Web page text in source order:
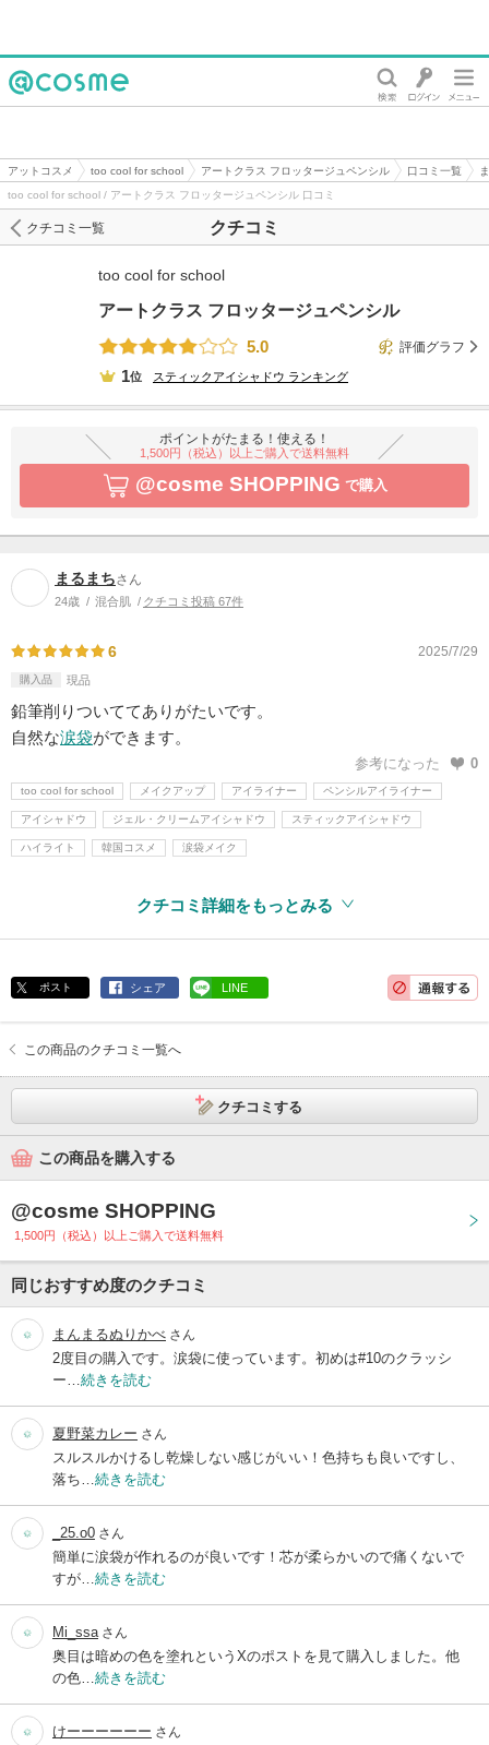
アットコスメ too cool for school アートクラス フロッタージュペンシル 口コミ一覧
too cool for school / アートクラス フロッタージュペンシル 口コミ
クチコミ
クチコミ一覧
too cool for school
アートクラス フロッタージュペンシル
5.0
評価グラフ
1位 スティックアイシャドウ ランキング
ポイントがたまる！使える！
1,500円（税込）以上ご購入で送料無料
@cosme SHOPPING で購入
まるまちさん
24歳 混合肌 クチコミ投稿 67件
6 2025/7/29
購入品 現品
鉛筆削りついててありがたいです。
自然な涙袋ができます。
参考になった 0
too cool for school メイクアップ アイライナー ペンシルアイライナー
アイシャドウ ジェル・クリームアイシャドウ スティックアイシャドウ
ハイライト 韓国コスメ 涙袋メイク
クチコミ詳細をもっとみる
ポスト シェア LINE
この商品のクチコミ一覧へ
クチコミする
この商品を購入する
@cosme SHOPPING
1,500円（税込）以上ご購入で送料無料
同じおすすめ度のクチコミ
まんまるぬりかべ さん
2度目の購入です。涙袋に使っています。初めは#10のクラッシ
ー… 続きを読む
夏野菜カレー さん
スルスルかけるし乾燥しない感じがいい！色持ちも良いですし、
落ち… 続きを読む
_25.o0 さん
簡単に涙袋が作れるのが良いです！芯が柔らかいので痛くないで
すが… 続きを読む
Mi_ssa さん
奥目は暗めの色を塗れというXのポストを見て購入しました。他
の色… 続きを読む
けーーーーーー さん